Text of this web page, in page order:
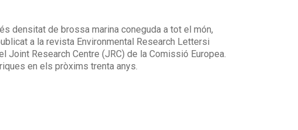
densitat de brossa marina coneguda a tot el món,
a la revista Environmental Research Lettersi
Joint Research Centre (JRC) de la Comissió Europea.
en els pròxims trenta anys.